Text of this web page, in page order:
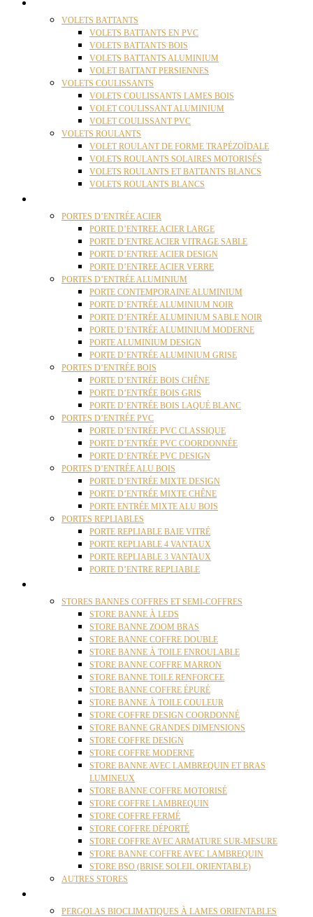
VOLETS BATTANTS
VOLETS BATTANTS EN PVC
VOLETS BATTANTS BOIS
VOLETS BATTANTS ALUMINIUM
VOLET BATTANT PERSIENNES
VOLETS COULISSANTS
VOLETS COULISSANTS LAMES BOIS
VOLET COULISSANT ALUMINIUM
VOLET COULISSANT PVC
VOLETS ROULANTS
VOLET ROULANT DE FORME TRAPÉZOÏDALE
VOLETS ROULANTS SOLAIRES MOTORISÉS
VOLETS ROULANTS ET BATTANTS BLANCS
VOLETS ROULANTS BLANCS
PORTES D’ENTRÉE ACIER
PORTE D’ENTREE ACIER LARGE
PORTE D’ENTRE ACIER VITRAGE SABLE
PORTE D’ENTREE ACIER DESIGN
PORTE D’ENTREE ACIER VERRE
PORTES D’ENTRÉE ALUMINIUM
PORTE CONTEMPORAINE ALUMINIUM
PORTE D’ENTRÉE ALUMINIUM NOIR
PORTE D’ENTRÉE ALUMINIUM SABLE NOIR
PORTE D’ENTRÉE ALUMINIUM MODERNE
PORTE ALUMINIUM DESIGN
PORTE D’ENTRÉE ALUMINIUM GRISE
PORTES D’ENTRÉE BOIS
PORTE D’ENTRÉE BOIS CHÊNE
PORTE D’ENTRÉE BOIS GRIS
PORTE D’ENTRÉE BOIS LAQUÉ BLANC
PORTES D’ENTRÉE PVC
PORTE D’ENTRÉE PVC CLASSIQUE
PORTE D’ENTRÉE PVC COORDONNÉE
PORTE D’ENTRÉE PVC DESIGN
PORTES D’ENTRÉE ALU BOIS
PORTE D’ENTRÉE MIXTE DESIGN
PORTE D’ENTRÉE MIXTE CHÊNE
PORTE ENTRÉE MIXTE ALU BOIS
PORTES REPLIABLES
PORTE REPLIABLE BAIE VITRÉ
PORTE REPLIABLE 4 VANTAUX
PORTE REPLIABLE 3 VANTAUX
PORTE D’ENTRE REPLIABLE
STORES BANNES COFFRES ET SEMI-COFFRES
STORE BANNE À LEDS
STORE BANNE ZOOM BRAS
STORE BANNE COFFRE DOUBLE
STORE BANNE À TOILE ENROULABLE
STORE BANNE COFFRE MARRON
STORE BANNE TOILE RENFORCEE
STORE BANNE COFFRE ÉPURÉ
STORE BANNE À TOILE COULEUR
STORE COFFRE DESIGN COORDONNÉ
STORE BANNE GRANDES DIMENSIONS
STORE COFFRE DESIGN
STORE COFFRE MODERNE
STORE BANNE AVEC LAMBREQUIN ET BRAS
LUMINEUX
STORE BANNE COFFRE MOTORISÉ
STORE COFFRE LAMBREQUIN
STORE COFFRE FERMÉ
STORE COFFRE DÉPORTÉ
STORE COFFRE AVEC ARMATURE SUR-MESURE
STORE BANNE COFFRE AVEC LAMBREQUIN
STORE BSO (BRISE SOLEIL ORIENTABLE)
AUTRES STORES
PERGOLAS BIOCLIMATIQUES À LAMES ORIENTABLES